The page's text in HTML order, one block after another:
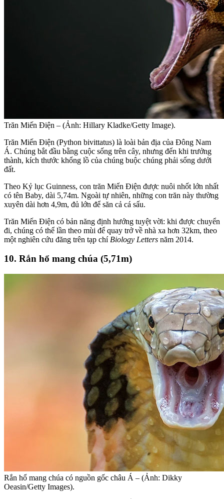
Trăn Miến Điện – (Ảnh: Hillary Kladke/Getty Image).
Trăn Miến Điện (Python bivittatus) là loài bản địa của Đông Nam
Á. Chúng bắt đầu bằng cuộc sống trên cây, nhưng đến khi trưởng
thành, kích thước khổng lồ của chúng buộc chúng phải sống dưới
đất.
Theo Kỷ lục Guinness, con trăn Miến Điện được nuôi nhốt lớn nhất
có tên Baby, dài 5,74m. Ngoài tự nhiên, những con trăn này thường
xuyên dài hơn 4,9m, đủ lớn để săn cả cá sấu.
Trăn Miến Điện có bản năng định hướng tuyệt vời: khi được chuyển
đi, chúng có thể lần theo mùi để quay trở về nhà xa hơn 32km, theo
một nghiên cứu đăng trên tạp chí Biology Letters năm 2014.
10. Rắn hổ mang chúa (5,71m)
Rắn hổ mang chúa có nguồn gốc châu Á – (Ảnh: Dikky
Oeasin/Getty Images).